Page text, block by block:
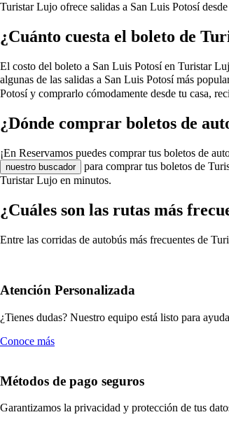
Turistar Lujo ofrece salidas a San Luis Potosí desde
¿Cuánto cuesta el boleto de
El costo del boleto a San Luis Potosí en Turistar
algunas de las salidas a San Luis Potosí más
Potosí y comprarlo cómodamente desde tu casa,
¿Dónde comprar boletos de
¡En Reservamos puedes comprar tus boletos de
nuestro buscador
para comprar tus boletos de
Turistar Lujo en minutos.
¿Cuáles son las rutas más
Entre las corridas de autobús más frecuentes de
Atención Personalizada
¿Tienes dudas? Nuestro equipo está listo para
Conoce más
Métodos de pago seguros
Garantizamos la privacidad y protección de tus